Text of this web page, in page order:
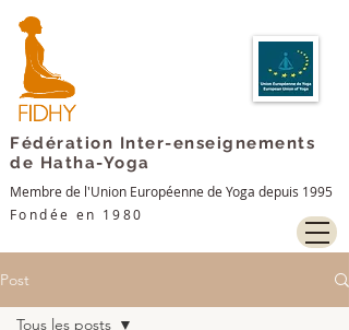
Fondée en 1980
Membre de l'Union Européenne de Yoga depuis 1995
Fédération Inter-enseignements
de Hatha-Yoga
Post
Tous les posts